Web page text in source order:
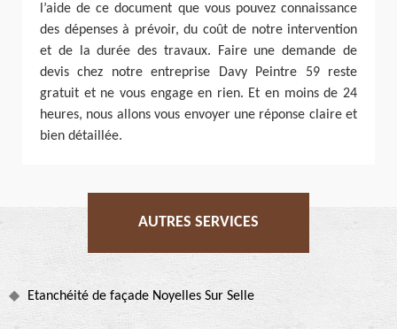
l’aide de ce document que vous pouvez connaissance
des dépenses à prévoir, du coût de notre intervention
et de la durée des travaux. Faire une demande de
devis chez notre entreprise Davy Peintre 59 reste
gratuit et ne vous engage en rien. Et en moins de 24
heures, nous allons vous envoyer une réponse claire et
bien détaillée.
AUTRES SERVICES
Etanchéité de façade Noyelles Sur Selle